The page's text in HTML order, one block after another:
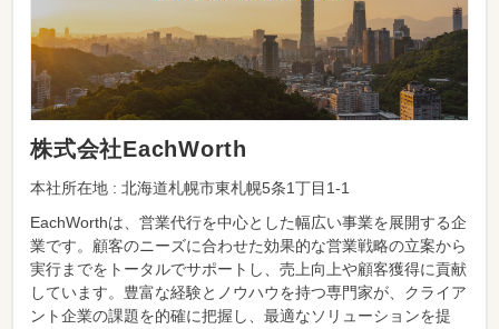
株式会社EachWorth
本社所在地 : 北海道札幌市東札幌5条1丁目1-1
EachWorthは、営業代行を中心とした幅広い事業を展開する企
業です。顧客のニーズに合わせた効果的な営業戦略の立案から
実行までをトータルでサポートし、売上向上や顧客獲得に貢献
しています。豊富な経験とノウハウを持つ専門家が、クライア
ント企業の課題を的確に把握し、最適なソリューションを提